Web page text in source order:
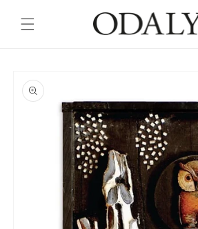
content
product
information